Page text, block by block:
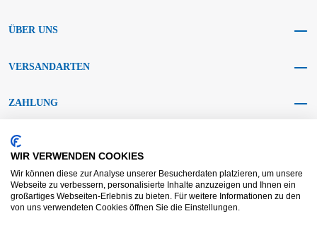
ÜBER UNS
VERSANDARTEN
ZAHLUNG
SOCIAL MEDIA
WIR VERWENDEN COOKIES
Wir können diese zur Analyse unserer Besucherdaten platzieren, um unsere
Webseite zu verbessern, personalisierte Inhalte anzuzeigen und Ihnen ein
großartiges Webseiten-Erlebnis zu bieten. Für weitere Informationen zu den
von uns verwendeten Cookies öffnen Sie die Einstellungen.